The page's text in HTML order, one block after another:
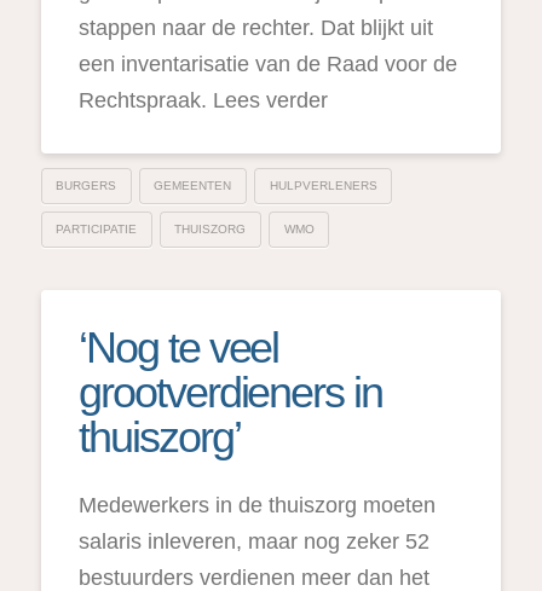
stappen naar de rechter. Dat blijkt uit
een inventarisatie van de Raad voor de
Rechtspraak. Lees verder
BURGERS GEMEENTEN HULPVERLENERS
PARTICIPATIE THUISZORG WMO
‘Nog te veel
grootverdieners in
thuiszorg’
Medewerkers in de thuiszorg moeten
salaris inleveren, maar nog zeker 52
bestuurders verdienen meer dan het